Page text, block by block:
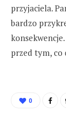
przyjaciela.
bardzo
przed tym, co
0